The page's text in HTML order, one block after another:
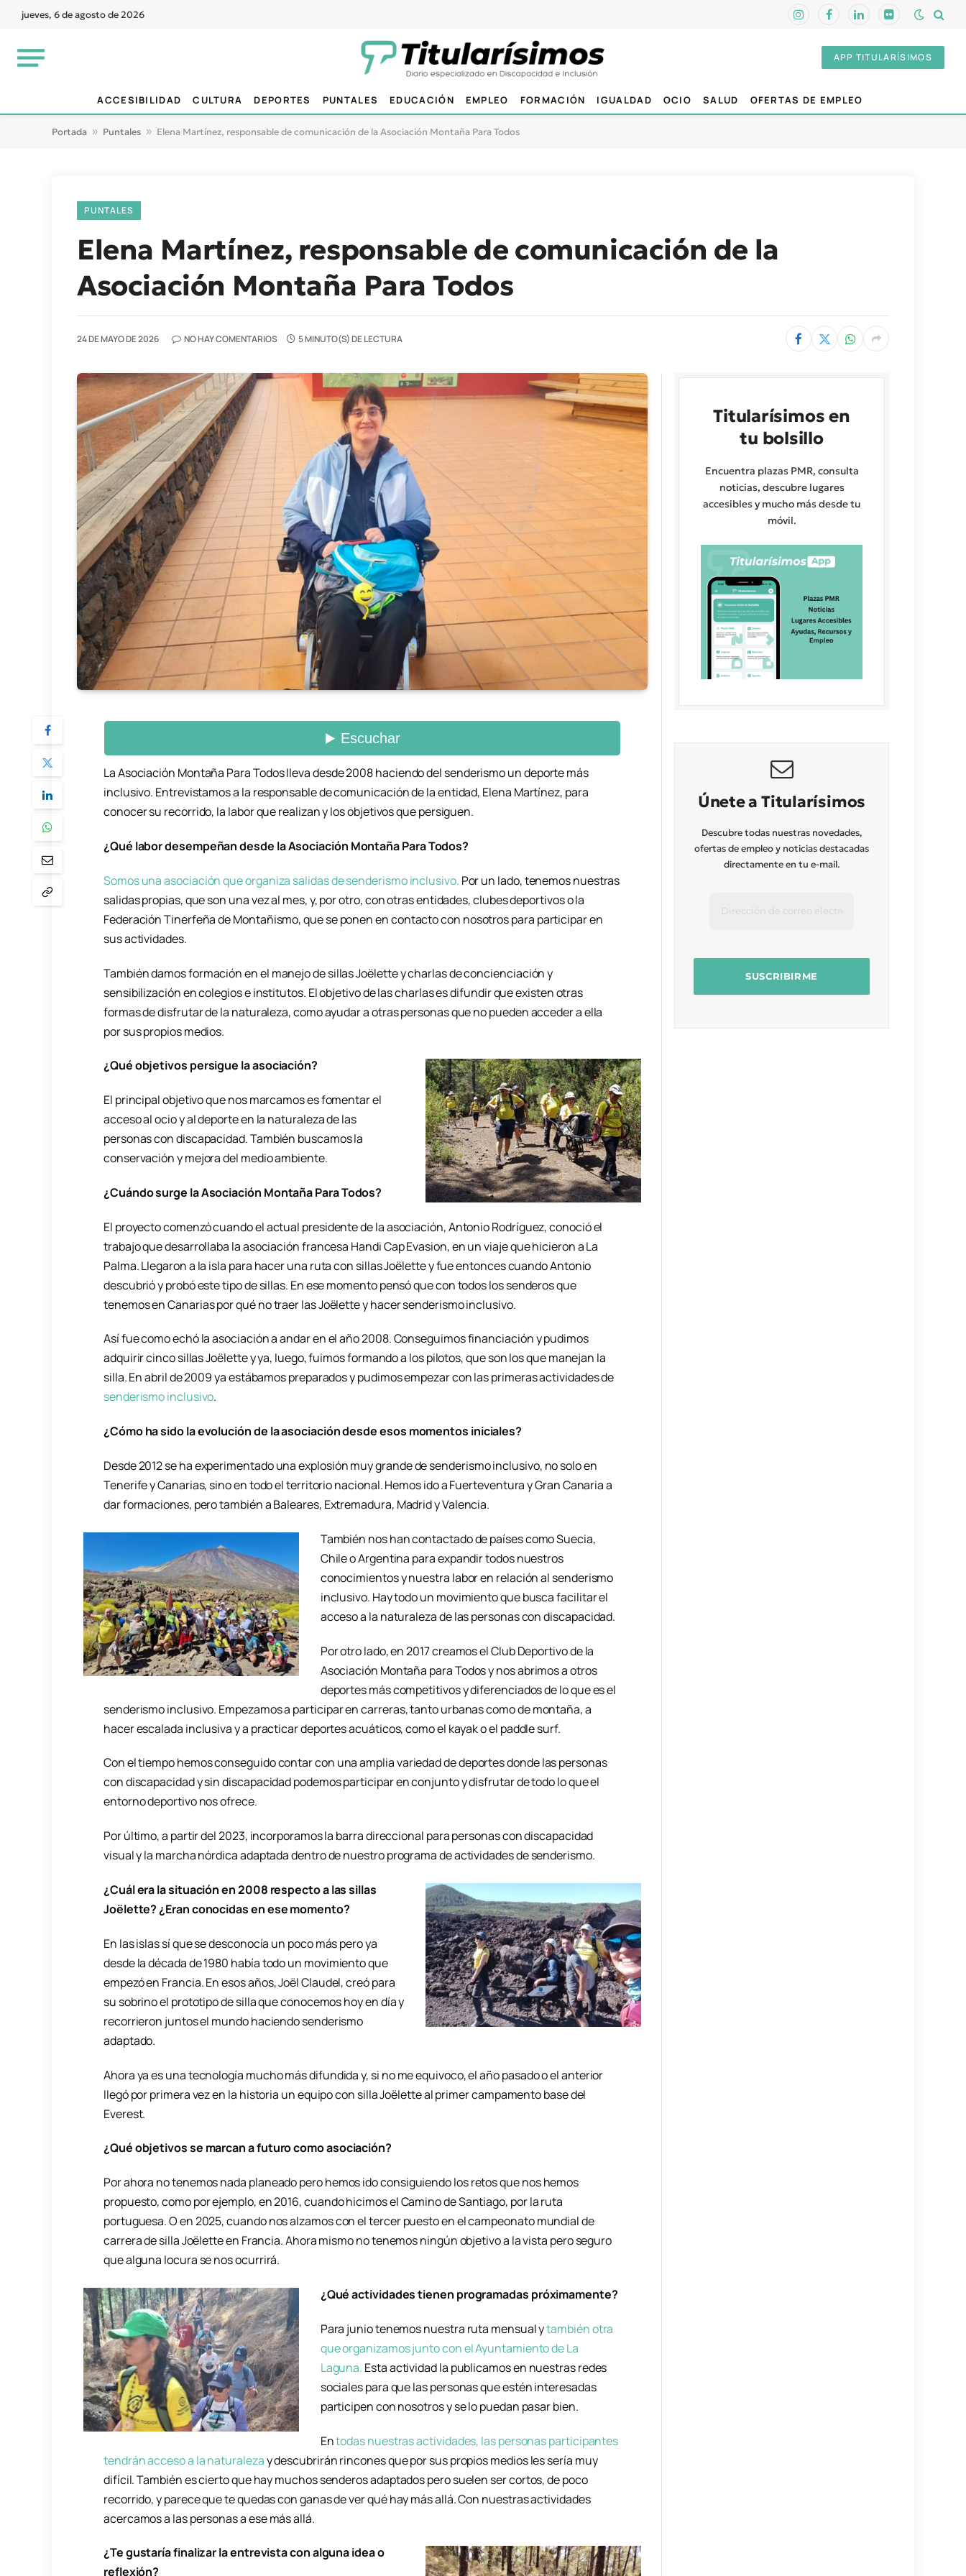
jueves, 6 de agosto de 2026 InstagramFacebookLinkedInFlickr
APP TITULARÍSIMOS
ACCESIBILIDAD CULTURA DEPORTES PUNTALES EDUCACIÓN EMPLEO FORMACIÓN IGUALDAD OCIO SALUD OFERTAS DE EMPLEO
Portada » Puntales » Elena Martínez, responsable de comunicación de la Asociación Montaña Para Todos
PUNTALES
Elena Martínez, responsable de comunicación de la
Asociación Montaña Para Todos
24 DE MAYO DE 2026 NO HAY COMENTARIOS 5 MINUTO(S) DE LECTURA
La Asociación Montaña Para Todos lleva desde 2008 haciendo del senderismo un deporte más
inclusivo. Entrevistamos a la responsable de comunicación de la entidad, Elena Martínez, para
conocer su recorrido, la labor que realizan y los objetivos que persiguen.
¿Qué labor desempeñan desde la Asociación Montaña Para Todos?
Somos una asociación que organiza salidas de senderismo inclusivo. Por un lado, tenemos nuestras
salidas propias, que son una vez al mes, y, por otro, con otras entidades, clubes deportivos o la
Federación Tinerfeña de Montañismo, que se ponen en contacto con nosotros para participar en
sus actividades.
También damos formación en el manejo de sillas Joëlette y charlas de concienciación y
sensibilización en colegios e institutos. El objetivo de las charlas es difundir que existen otras
formas de disfrutar de la naturaleza, como ayudar a otras personas que no pueden acceder a ella
por sus propios medios.
¿Qué objetivos persigue la asociación?
El principal objetivo que nos marcamos es fomentar el
acceso al ocio y al deporte en la naturaleza de las
personas con discapacidad. También buscamos la
conservación y mejora del medio ambiente.
¿Cuándo surge la Asociación Montaña Para Todos?
El proyecto comenzó cuando el actual presidente de la asociación, Antonio Rodríguez, conoció el
trabajo que desarrollaba la asociación francesa Handi Cap Evasion, en un viaje que hicieron a La
Palma. Llegaron a la isla para hacer una ruta con sillas Joëlette y fue entonces cuando Antonio
descubrió y probó este tipo de sillas. En ese momento pensó que con todos los senderos que
tenemos en Canarias por qué no traer las Joëlette y hacer senderismo inclusivo.
Así fue como echó la asociación a andar en el año 2008. Conseguimos financiación y pudimos
adquirir cinco sillas Joëlette y ya, luego, fuimos formando a los pilotos, que son los que manejan la
silla. En abril de 2009 ya estábamos preparados y pudimos empezar con las primeras actividades de
senderismo inclusivo.
¿Cómo ha sido la evolución de la asociación desde esos momentos iniciales?
Desde 2012 se ha experimentado una explosión muy grande de senderismo inclusivo, no solo en
Tenerife y Canarias, sino en todo el territorio nacional. Hemos ido a Fuerteventura y Gran Canaria a
dar formaciones, pero también a Baleares, Extremadura, Madrid y Valencia.
También nos han contactado de países como Suecia,
Chile o Argentina para expandir todos nuestros
conocimientos y nuestra labor en relación al senderismo
inclusivo. Hay todo un movimiento que busca facilitar el
acceso a la naturaleza de las personas con discapacidad.
Por otro lado, en 2017 creamos el Club Deportivo de la
Asociación Montaña para Todos y nos abrimos a otros
deportes más competitivos y diferenciados de lo que es el
senderismo inclusivo. Empezamos a participar en carreras, tanto urbanas como de montaña, a
hacer escalada inclusiva y a practicar deportes acuáticos, como el kayak o el paddle surf.
Con el tiempo hemos conseguido contar con una amplia variedad de deportes donde las personas
con discapacidad y sin discapacidad podemos participar en conjunto y disfrutar de todo lo que el
entorno deportivo nos ofrece.
Por último, a partir del 2023, incorporamos la barra direccional para personas con discapacidad
visual y la marcha nórdica adaptada dentro de nuestro programa de actividades de senderismo.
¿Cuál era la situación en 2008 respecto a las sillas
Joëlette? ¿Eran conocidas en ese momento?
En las islas sí que se desconocía un poco más pero ya
desde la década de 1980 había todo un movimiento que
empezó en Francia. En esos años, Joël Claudel, creó para
su sobrino el prototipo de silla que conocemos hoy en día y
recorrieron juntos el mundo haciendo senderismo
adaptado.
Ahora ya es una tecnología mucho más difundida y, si no me equivoco, el año pasado o el anterior
llegó por primera vez en la historia un equipo con silla Joëlette al primer campamento base del
Everest.
¿Qué objetivos se marcan a futuro como asociación?
Por ahora no tenemos nada planeado pero hemos ido consiguiendo los retos que nos hemos
propuesto, como por ejemplo, en 2016, cuando hicimos el Camino de Santiago, por la ruta
portuguesa. O en 2025, cuando nos alzamos con el tercer puesto en el campeonato mundial de
carrera de silla Joëlette en Francia. Ahora mismo no tenemos ningún objetivo a la vista pero seguro
que alguna locura se nos ocurrirá.
¿Qué actividades tienen programadas próximamente?
Para junio tenemos nuestra ruta mensual ytambién otra
que organizamos junto con el Ayuntamiento de La
Laguna. Esta actividad la publicamos en nuestras redes
sociales para que las personas que estén interesadas
participen con nosotros y se lo puedan pasar bien.
Entodas nuestras actividades, las personas participantes
tendrán acceso a la naturalezay descubrirán rincones que por sus propios medios les sería muy
difícil. También es cierto que hay muchos senderos adaptados pero suelen ser cortos, de poco
recorrido, y parece que te quedas con ganas de ver qué hay más allá. Con nuestras actividades
acercamos a las personas a ese más allá.
¿Te gustaría finalizar la entrevista con alguna idea o
reflexión?
Titularísimos en
tu bolsillo
Encuentra plazas PMR, consulta
noticias, descubre lugares
accesibles y mucho más desde tu
móvil.
Únete a Titularísimos
Descubre todas nuestras novedades,
ofertas de empleo y noticias destacadas
directamente en tu e-mail.